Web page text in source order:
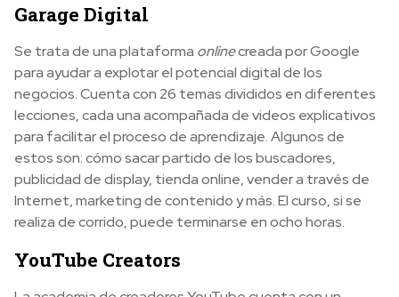
Garage Digital
Se trata de una plataforma onlinecreada por Google
para ayudar a explotar el potencial digital de los
negocios. Cuenta con 26 temas divididos en diferentes
lecciones, cada una acompañada de videos explicativos
para facilitar el proceso de aprendizaje. Algunos de
estos son: cómo sacar partido de los buscadores,
publicidad de display, tienda online, vender a través de
Internet, marketing de contenido y más. El curso, si se
realiza de corrido, puede terminarse en ocho horas.
YouTube Creators